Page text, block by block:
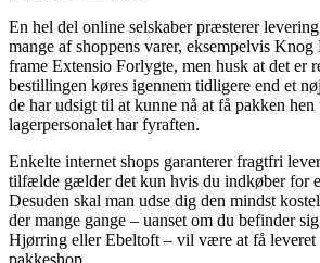
En hel del online selskaber præsterer
mange af shoppens varer, eksempelvis
frame Extensio Forlygte, men husk at det er
bestillingen køres igennem tidligere end et
de har udsigt til at kunne nå at få pakken
lagerpersonalet har fyraften.
Enkelte internet shops garanterer fragtfri
tilfælde gælder det kun hvis du indkøber for
Desuden skal man udse dig den mindst
der mange gange – uanset om du befinder
Hjørring eller Ebeltoft – vil være at få leveret
pakkeshop.